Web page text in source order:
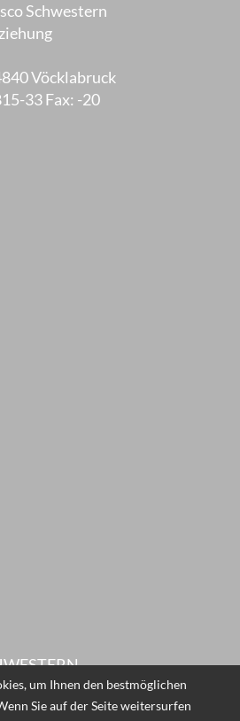
Schwestern
Vöcklabruck
33 Fax: -20
um Ihnen den bestmöglichen
Sie auf der Seite weitersurfen